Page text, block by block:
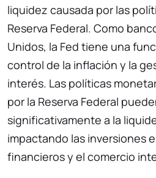
liquidez causada por las
Reserva Federal. Como
Unidos, la Fed tiene una
control de la inflación y la
interés. Las políticas
por la Reserva Federal
significativamente a la
impactando las inversiones
financieros y el comercio